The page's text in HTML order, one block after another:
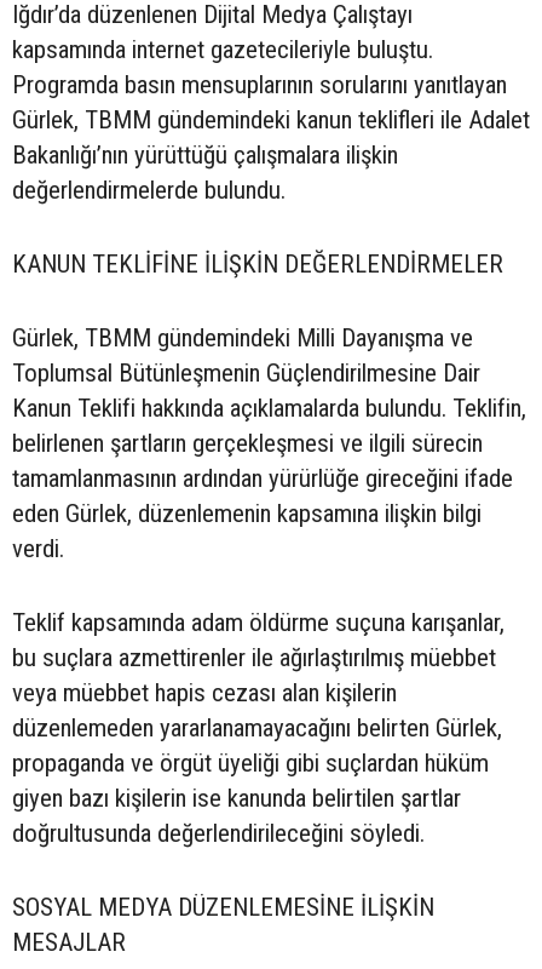
Iğdır’da düzenlenen Dijital Medya Çalıştayı
kapsamında internet gazetecileriyle buluştu.
Programda basın mensuplarının sorularını yanıtlayan
Gürlek, TBMM gündemindeki kanun teklifleri ile Adalet
Bakanlığı’nın yürüttüğü çalışmalara ilişkin
değerlendirmelerde bulundu.
KANUN TEKLİFİNE İLİŞKİN DEĞERLENDİRMELER
Gürlek, TBMM gündemindeki Milli Dayanışma ve
Toplumsal Bütünleşmenin Güçlendirilmesine Dair
Kanun Teklifi hakkında açıklamalarda bulundu. Teklifin,
belirlenen şartların gerçekleşmesi ve ilgili sürecin
tamamlanmasının ardından yürürlüğe gireceğini ifade
eden Gürlek, düzenlemenin kapsamına ilişkin bilgi
verdi.
Teklif kapsamında adam öldürme suçuna karışanlar,
bu suçlara azmettirenler ile ağırlaştırılmış müebbet
veya müebbet hapis cezası alan kişilerin
düzenlemeden yararlanamayacağını belirten Gürlek,
propaganda ve örgüt üyeliği gibi suçlardan hüküm
giyen bazı kişilerin ise kanunda belirtilen şartlar
doğrultusunda değerlendirileceğini söyledi.
SOSYAL MEDYA DÜZENLEMESİNE İLİŞKİN
MESAJLAR